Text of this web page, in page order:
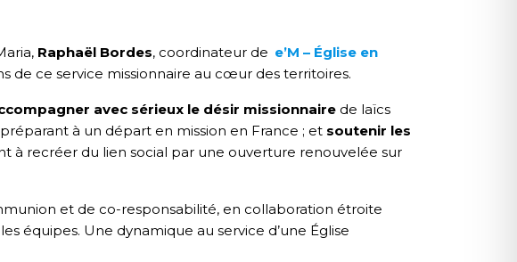
Raphaël Bordes, coordinateur de e’M – Église en
de ce service missionnaire au cœur des territoires.
avec sérieux le désir missionnaire de laïcs
à un départ en mission en France ; et soutenir les
à recréer du lien social par une ouverture renouvelée sur
et de co-responsabilité, en collaboration étroite
équipes. Une dynamique au service d’une Église